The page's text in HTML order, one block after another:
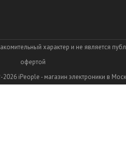
характер и не является
офертой
2026 iPeople - магазин электроники в